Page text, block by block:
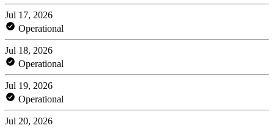
Jul 17, 2026
Operational
Jul 18, 2026
Operational
Jul 19, 2026
Operational
Jul 20, 2026